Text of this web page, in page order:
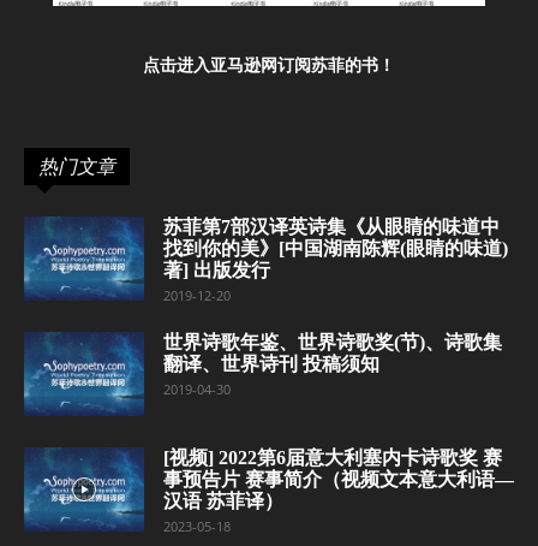
点击进入亚马逊网订阅苏菲的书！
热门文章
苏菲第7部汉译英诗集《从眼睛的味道中
找到你的美》[中国湖南陈辉(眼睛的味道)
著] 出版发行
2019-12-20
世界诗歌年鉴、世界诗歌奖(节)、诗歌集
翻译、世界诗刊 投稿须知
2019-04-30
[视频] 2022第6届意大利塞内卡诗歌奖 赛
事预告片 赛事简介（视频文本意大利语—
汉语 苏菲译）
2023-05-18